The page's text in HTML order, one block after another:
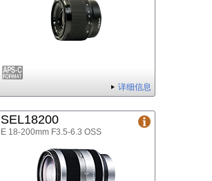
详细信息
SEL18200
E 18-200mm F3.5-6.3 OSS